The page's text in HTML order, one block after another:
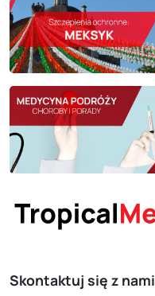
Skontaktuj się z nami